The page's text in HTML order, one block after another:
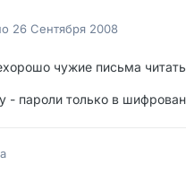
26 Сентября 2008
чужие письма
- пароли только в